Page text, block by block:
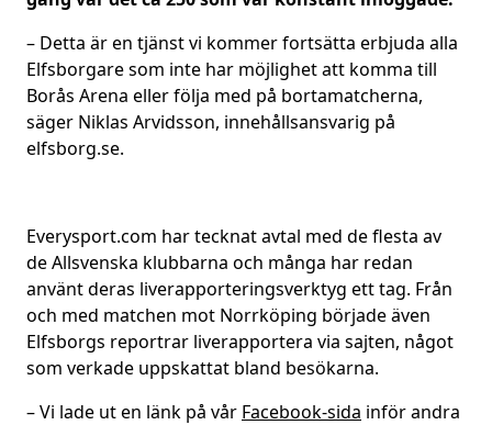
– Detta är en tjänst vi kommer fortsätta erbjuda alla
Elfsborgare som inte har möjlighet att komma till
Borås Arena eller följa med på bortamatcherna,
säger Niklas Arvidsson, innehållsansvarig på
elfsborg.se.
Everysport.com har tecknat avtal med de flesta av
de Allsvenska klubbarna och många har redan
använt deras liverapporteringsverktyg ett tag. Från
och med matchen mot Norrköping började även
Elfsborgs reportrar liverapportera via sajten, något
som verkade uppskattat bland besökarna.
– Vi lade ut en länk på vår Facebook-sida inför andra